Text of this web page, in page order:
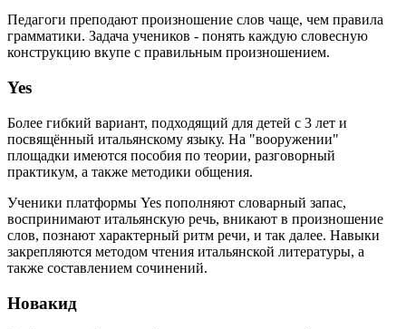
Педагоги преподают произношение слов чаще, чем правила
грамматики. Задача учеников - понять каждую словесную
конструкцию вкупе с правильным произношением.
Yes
Более гибкий вариант, подходящий для детей с 3 лет и
посвящённый итальянскому языку. На "вооружении"
площадки имеются пособия по теории, разговорный
практикум, а также методики общения.
Ученики платформы Yes пополняют словарный запас,
воспринимают итальянскую речь, вникают в произношение
слов, познают характерный ритм речи, и так далее. Навыки
закрепляются методом чтения итальянской литературы, а
также составлением сочинений.
Новакид